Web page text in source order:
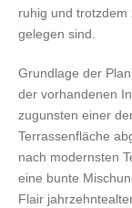
ruhig und
gelegen sind.
Grundlage der
der vorhandenen
zugunsten einer
Terrassenfläche
nach modernsten
eine bunte
Flair